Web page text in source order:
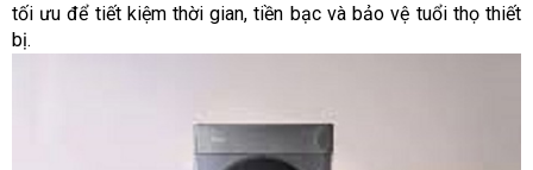
tối ưu để tiết kiệm thời gian, tiền bạc và bảo vệ tuổi thọ thiết
bị.